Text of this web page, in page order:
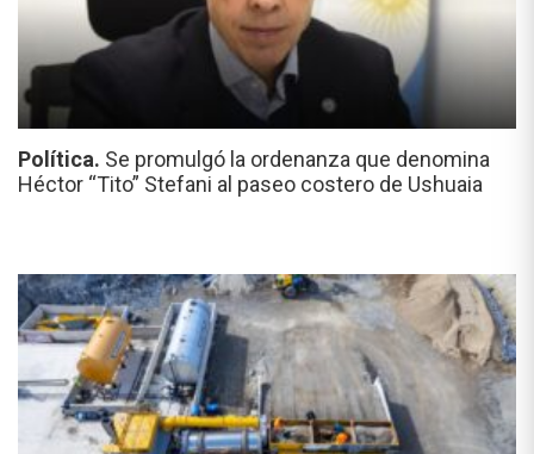
Política. Se promulgó la ordenanza que denomina
Héctor “Tito” Stefani al paseo costero de Ushuaia